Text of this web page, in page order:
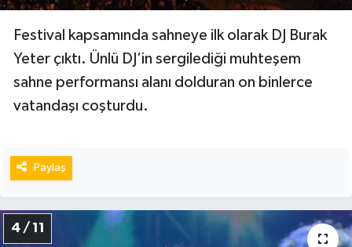
Festival kapsamında sahneye ilk olarak DJ Burak
Yeter çıktı. Ünlü DJ’in sergilediği muhteşem
sahne performansı alanı dolduran on binlerce
vatandaşı coşturdu.
Paylaş
4 / 11